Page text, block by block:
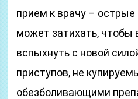
прием к врачу – острые
может затихать, чтобы
вспыхнуть с новой
приступов, не
обезболивающими